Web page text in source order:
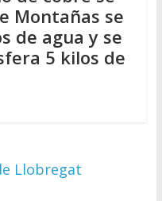
Montañas se
de agua y se
5 kilos de
Llobregat